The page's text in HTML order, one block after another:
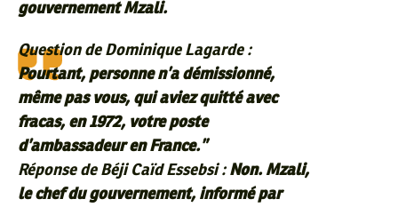
gouvernement Mzali.
Question de Dominique Lagarde :
Pourtant, personne n’a démissionné,
même pas vous, qui aviez quitté avec
fracas, en 1972, votre poste
d’ambassadeur en France.”
Réponse de Béji Caïd Essebsi :Non. Mzali,
le chef du gouvernement, informé par